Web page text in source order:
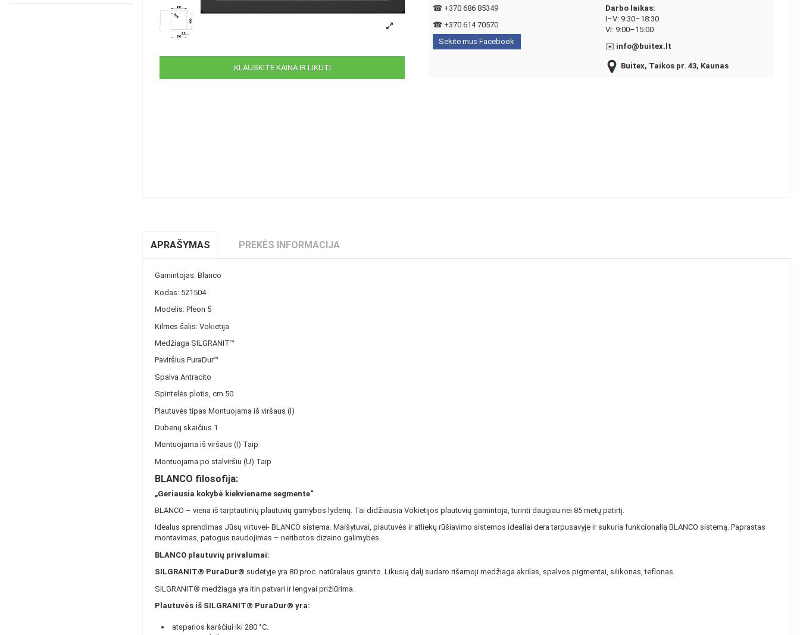
KLAUSKITE KAINA IR LIKUTI
☎ +370 686 85349
☎ +370 614 70570
Sekite mus Facebook
Darbo laikas:
I–V: 9:30–18:30
VI: 9:00–15:00
✉️ info@buitex.lt
Buitex, Taikos pr. 43, Kaunas
APRAŠYMAS PREKĖS INFORMACIJA
Gamintojas: Blanco
Kodas: 521504
Modelis: Pleon 5
Kilmės šalis: Vokietija
Medžiaga SILGRANIT™
Paviršius PuraDur™
Spalva Antracito
Spintelės plotis, cm 50
Plautuvės tipas Montuojama iš viršaus (I)
Dubenų skaičius 1
Montuojama iš viršaus (I) Taip
Montuojama po stalviršiu (U) Taip
BLANCO filosofija:
„Geriausia kokybė kiekviename segmente“
BLANCO – viena iš tarptautinių plautuvių gamybos lyderių. Tai didžiausia Vokietijos plautuvių gamintoja, turinti daugiau nei 85 metų patirtį.
Idealus sprendimas Jūsų virtuvei- BLANCO sistema. Maišytuvai, plautuvės ir atliekų rūšiavimo sistemos idealiai dera tarpusavyje ir sukuria funkcionalią BLANCO sistemą. Paprastas
montavimas, patogus naudojimas – neribotos dizaino galimybės.
BLANCO plautuvių privalumai:
SILGRANIT® PuraDur® sudėtyje yra 80 proc. natūralaus granito. Likusią dalį sudaro rišamoji medžiaga akrilas, spalvos pigmentai, silikonas, teflonas.
SILGRANIT® medžiaga yra itin patvari ir lengvai prižiūrima.
Plautuvės iš SILGRANIT® PuraDur® yra:
atsparios karščiui iki 280 °C.